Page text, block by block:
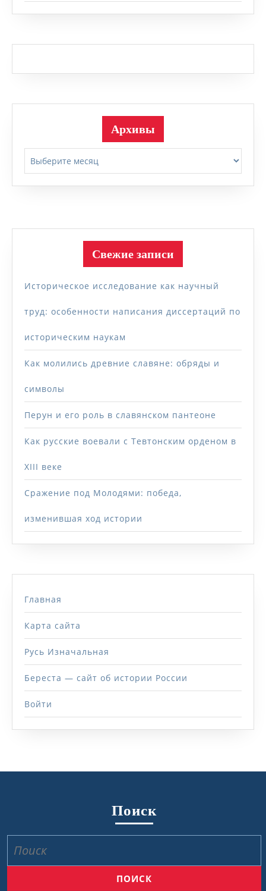
Архивы
Свежие записи
Историческое исследование как научный
труд: особенности написания диссертаций по
историческим наукам
Как молились древние славяне: обряды и
символы
Перун и его роль в славянском пантеоне
Как русские воевали с Тевтонским орденом в
XIII веке
Сражение под Молодями: победа,
изменившая ход истории
Главная
Карта сайта
Русь Изначальная
Береста — сайт об истории России
Войти
Поиск